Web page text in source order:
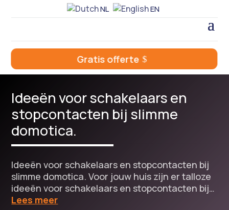
NL EN
Gratis offerte
Ideeën voor schakelaars en
stopcontacten bij slimme
domotica.
Ideeën voor schakelaars en stopcontacten bij
slimme domotica. Voor jouw huis zijn er talloze
ideeën voor schakelaars en stopcontacten bij…
Lees meer